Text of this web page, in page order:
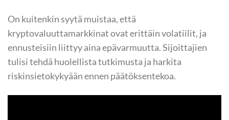
On kuitenkin syytä muistaa, että
kryptovaluuttamarkkinat ovat erittäin volatiilit, ja
ennusteisiin liittyy aina epävarmuutta. Sijoittajien
tulisi tehdä huolellista tutkimusta ja harkita
riskinsietokykyään ennen päätöksentekoa.